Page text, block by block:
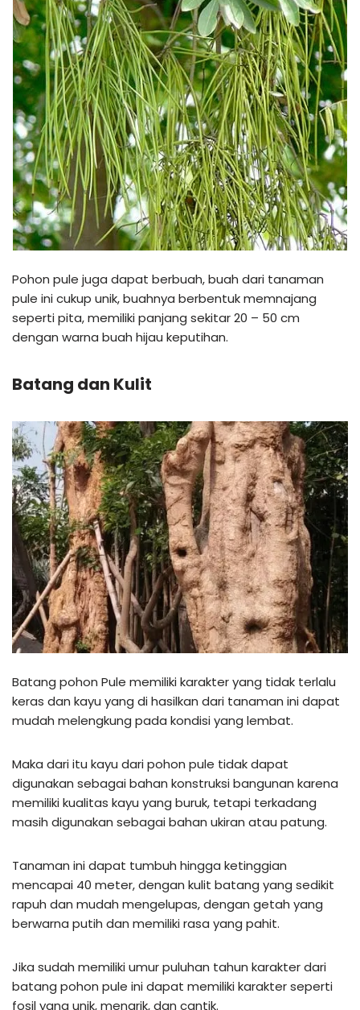
Pohon pule juga dapat berbuah, buah dari tanaman
pule ini cukup unik, buahnya berbentuk memnajang
seperti pita, memiliki panjang sekitar 20 – 50 cm
dengan warna buah hijau keputihan.
Batang dan Kulit
Batang pohon Pule memiliki karakter yang tidak terlalu
keras dan kayu yang di hasilkan dari tanaman ini dapat
mudah melengkung pada kondisi yang lembat.
Maka dari itu kayu dari pohon pule tidak dapat
digunakan sebagai bahan konstruksi bangunan karena
memiliki kualitas kayu yang buruk, tetapi terkadang
masih digunakan sebagai bahan ukiran atau patung.
Tanaman ini dapat tumbuh hingga ketinggian
mencapai 40 meter, dengan kulit batang yang sedikit
rapuh dan mudah mengelupas, dengan getah yang
berwarna putih dan memiliki rasa yang pahit.
Jika sudah memiliki umur puluhan tahun karakter dari
batang pohon pule ini dapat memiliki karakter seperti
fosil yang unik, menarik, dan cantik.